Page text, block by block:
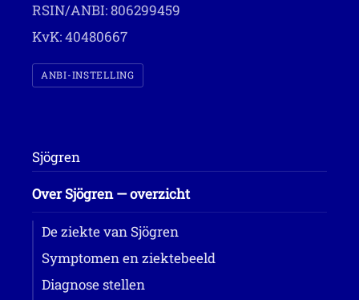
RSIN/ANBI: 806299459
KvK: 40480667
ANBI-INSTELLING
Sjögren
Over Sjögren — overzicht
De ziekte van Sjögren
Symptomen en ziektebeeld
Diagnose stellen